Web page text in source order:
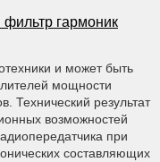
гармоник
и может быть
мощности
Технический результат
возможностей
при
составляющих